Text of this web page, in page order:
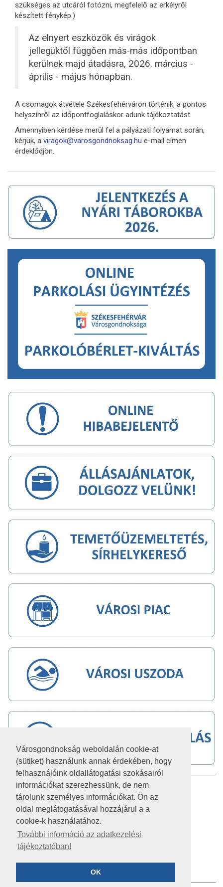
Városgondnokság weboldalán cookie-at
(sütiket) használunk annak érdekében, hogy
felhasználóink oldallátogatási szokásairól
információkat szerezhessünk, de nem
tárolunk személyes információkat. Ön az
oldal meglátogatásával hozzájárul a a
cookie-k használatához.
További információ az adatkezelési
tájékoztatóban!
OK
szükséges az utcáról fotózni, megfelelő az erkélyről
készített fénykép.)
Az elnyert eszközök és virágok
jellegüktől függően más-más időpontban
kerülnek majd átadásra, 2026. március -
április - május hónapban.
A csomagok átvétele Székesfehérváron történik, a pontos
helyszínről az időpontfoglaláskor adunk tájékoztatást.
Amennyiben kérdése merül fel a pályázati folyamat során,
kérjük, a viragok@varosgondnoksag.hu e-mail címen
érdeklődjön.
IMPRESSZUM
JOGI NYILATKOZAT
AKADÁLYMENTESÍTÉSI NYILATKOZAT
KÖZÉRDEKŰ ADATOK